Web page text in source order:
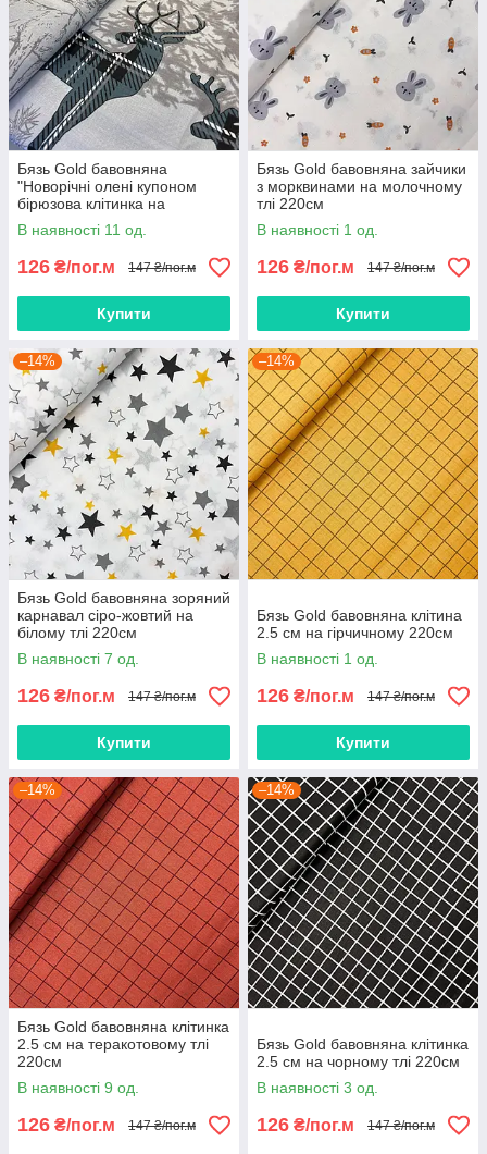
Бязь Gold бавовняна
"Новорічні олені купоном
бірюзова клітинка на
блакитному" 220см
В наявності 11 од.
126 ₴/пог.м 147 ₴/пог.м
Купити
Бязь Gold бавовняна зайчики
з морквинами на молочному
тлі 220см
В наявності 1 од.
126 ₴/пог.м 147 ₴/пог.м
Купити
–14%
Бязь Gold бавовняна зоряний
карнавал сіро-жовтий на
білому тлі 220см
В наявності 7 од.
126 ₴/пог.м 147 ₴/пог.м
Купити
–14%
Бязь Gold бавовняна клітина
2.5 см на гірчичному 220см
В наявності 1 од.
126 ₴/пог.м 147 ₴/пог.м
Купити
–14%
Бязь Gold бавовняна клітинка
2.5 см на теракотовому тлі
220см
В наявності 9 од.
126 ₴/пог.м 147 ₴/пог.м
–14%
Бязь Gold бавовняна клітинка
2.5 см на чорному тлі 220см
В наявності 3 од.
126 ₴/пог.м 147 ₴/пог.м